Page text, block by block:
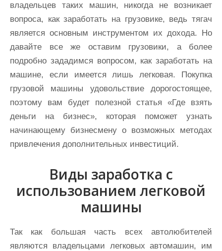
владельцев таких машин, никогда не возникает
вопроса, как заработать на грузовике, ведь тягач
является основным инструментом их дохода. Но
давайте все же оставим грузовики, а более
подробно зададимся вопросом, как заработать на
машине, если имеется лишь легковая. Покупка
грузовой машины удовольствие дорогостоящее,
поэтому вам будет полезной статья «Где взять
деньги на бизнес», которая поможет узнать
начинающему бизнесмену о возможных методах
привлечения дополнительных инвестиций.
Виды заработка с
использованием легковой
машины
Так как большая часть всех автолюбителей
являются владельцами легковых автомашин, им